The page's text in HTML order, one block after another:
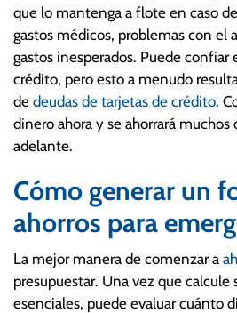
que lo mantenga a flote en caso
gastos médicos, problemas con el
gastos inesperados. Puede confiar
crédito, pero esto a menudo
de deudas de tarjetas de crédito.
dinero ahora y se ahorrará muchos
adelante.
Cómo generar un
ahorros para
La mejor manera de comenzar a
presupuestar. Una vez que calcule
esenciales, puede evaluar cuánto